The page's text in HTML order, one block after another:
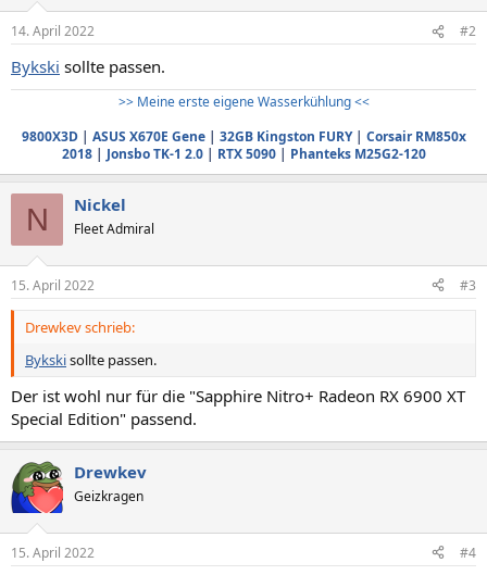
14. April 2022 #2
Bykski sollte passen.
>> Meine erste eigene Wasserkühlung <<
9800X3D| ASUS X670E Gene| 32GB Kingston FURY| Corsair RM850x
2018| Jonsbo TK-1 2.0| RTX 5090| Phanteks M25G2-120
N Nickel
Fleet Admiral
15. April 2022 #3
Drewkev schrieb:
Bykskisollte passen.
Der ist wohl nur für die "Sapphire Nitro+ Radeon RX 6900 XT
Special Edition" passend.
Drewkev
Geizkragen
15. April 2022 #4